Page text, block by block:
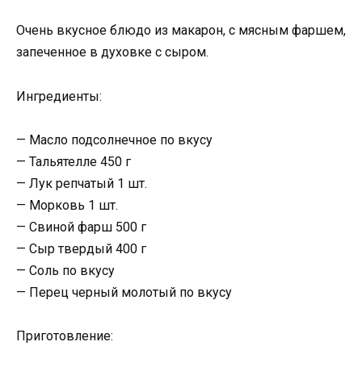
Очень вкусное блюдо из макарон, с мясным фаршем,
запеченное в духовке с сыром.
Ингредиенты:
— Масло подсолнечное по вкусу
— Тальятелле 450 г
— Лук репчатый 1 шт.
— Морковь 1 шт.
— Свиной фарш 500 г
— Сыр твердый 400 г
— Соль по вкусу
— Перец черный молотый по вкусу
Приготовление: